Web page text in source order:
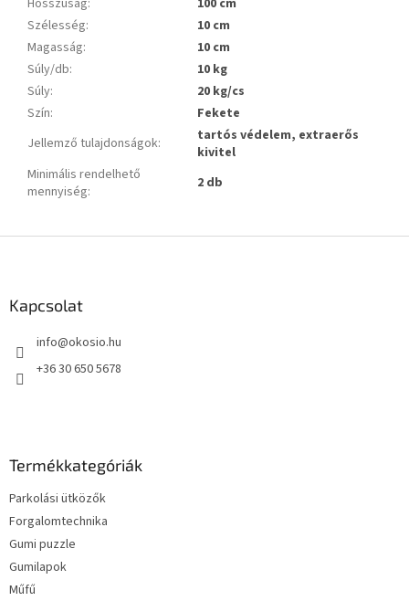
Hosszúság:
100 cm
Szélesség:
10 cm
Magasság:
10 cm
Súly/db:
10 kg
Súly:
20 kg/cs
Szín:
Fekete
Jellemző tulajdonságok:
tartós védelem, extraerős
kivitel
Minimális rendelhető
mennyiség: 2 db
Kapcsolat
info@okosio.hu
+36 30 650 5678
Termékkategóriák
Parkolási ütközők
Forgalomtechnika
Gumi puzzle
Gumilapok
Műfű